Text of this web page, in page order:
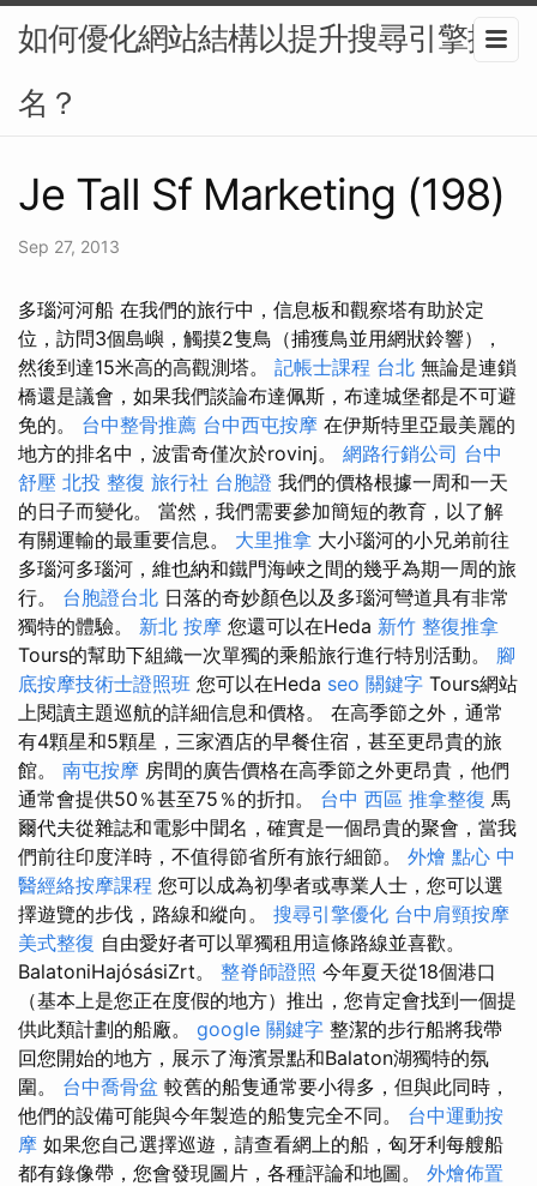
如何優化網站結構以提升搜尋引擎排
名？
Je Tall Sf Marketing (198)
Sep 27, 2013
多瑙河河船 在我們的旅行中，信息板和觀察塔有助於定
位，訪問3個島嶼，觸摸2隻鳥（捕獲鳥並用網狀鈴響），
然後到達15米高的高觀測塔。 記帳士課程 台北 無論是連鎖
橋還是議會，如果我們談論布達佩斯，布達城堡都是不可避
免的。 台中整骨推薦 台中西屯按摩 在伊斯特里亞最美麗的
地方的排名中，波雷奇僅次於rovinj。 網路行銷公司 台中
舒壓 北投 整復 旅行社 台胞證 我們的價格根據一周和一天
的日子而變化。 當然，我們需要參加簡短的教育，以了解
有關運輸的最重要信息。 大里推拿 大小瑙河的小兄弟前往
多瑙河多瑙河，維也納和鐵門海峽之間的幾乎為期一周的旅
行。 台胞證台北 日落的奇妙顏色以及多瑙河彎道具有非常
獨特的體驗。 新北 按摩 您還可以在Heda 新竹 整復推拿
Tours的幫助下組織一次單獨的乘船旅行進行特別活動。 腳
底按摩技術士證照班 您可以在Heda seo 關鍵字 Tours網站
上閱讀主題巡航的詳細信息和價格。 在高季節之外，通常
有4顆星和5顆星，三家酒店的早餐住宿，甚至更昂貴的旅
館。 南屯按摩 房間的廣告價格在高季節之外更昂貴，他們
通常會提供50％甚至75％的折扣。 台中 西區 推拿整復 馬
爾代夫從雜誌和電影中聞名，確實是一個昂貴的聚會，當我
們前往印度洋時，不值得節省所有旅行細節。 外燴 點心 中
醫經絡按摩課程 您可以成為初學者或專業人士，您可以選
擇遊覽的步伐，路線和縱向。 搜尋引擎優化 台中肩頸按摩
美式整復 自由愛好者可以單獨租用這條路線並喜歡。
BalatoniHajósásiZrt。 整脊師證照 今年夏天從18個港口
（基本上是您正在度假的地方）推出，您肯定會找到一個提
供此類計劃的船廠。 google 關鍵字 整潔的步行船將我帶
回您開始的地方，展示了海濱景點和Balaton湖獨特的氛
圍。 台中喬骨盆 較舊的船隻通常要小得多，但與此同時，
他們的設備可能與今年製造的船隻完全不同。 台中運動按
摩 如果您自己選擇巡遊，請查看網上的船，匈牙利每艘船
都有錄像帶，您會發現圖片，各種評論和地圖。 外燴佈置